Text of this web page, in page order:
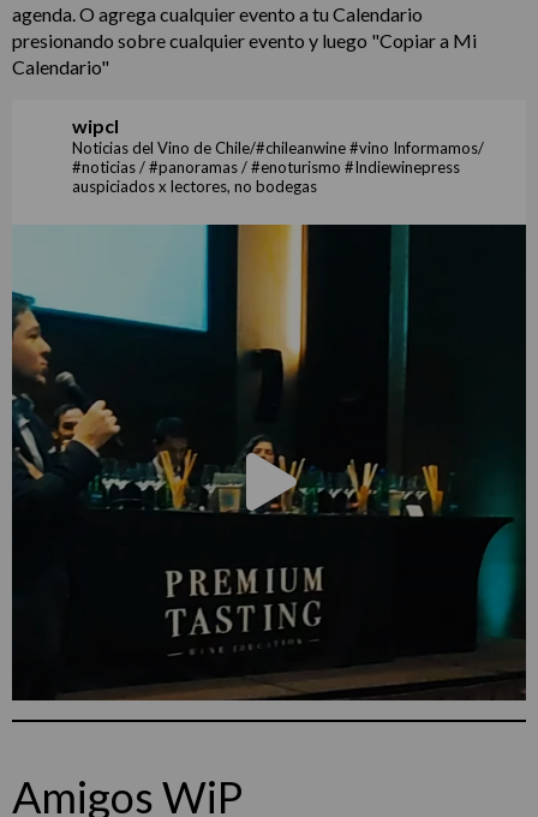
agenda. O agrega cualquier evento a tu Calendario
presionando sobre cualquier evento y luego "Copiar a Mi
Calendario"
wipcl
Noticias del Vino de Chile/#chileanwine #vino Informamos/
#noticias / #panoramas / #enoturismo #Indiewinepress
auspiciados x lectores, no bodegas
Amigos WiP